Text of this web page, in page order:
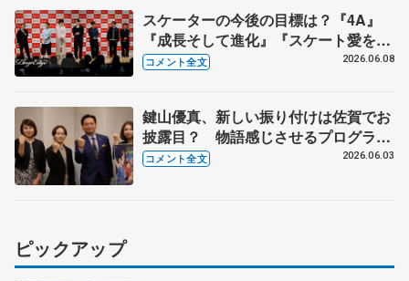
スケーターの今後の目標は？『4A』
『成長そして進化』『スケート愛を深
める』 真剣勝負のゲームコーナーも
コメント全文 2026.06.08
鍵山優真、新しい振り付けは佐賀でお
披露目？ 物語感じさせるプログラム
に 【佐賀県庁訪問】
コメント全文 2026.06.03
ピックアップ